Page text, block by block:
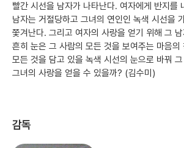
빨간 시선을 남자가 나타난다. 여자에게 반지를
남자는 거절당하고 그녀의 연인인 녹색 시선을
쫓겨난다. 그리고 여자의 사랑을 얻기 위해 그
흔히 눈은 그 사람의 모든 것을 보여주는 마음의
모든 것을 담고 있을 녹색 시선의 눈으로 바꿔
그녀의 사랑을 얻을 수 있을까? (김수미)
감독